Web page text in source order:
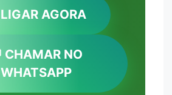
LIGAR AGORA
CHAMAR NO
WHATSAPP